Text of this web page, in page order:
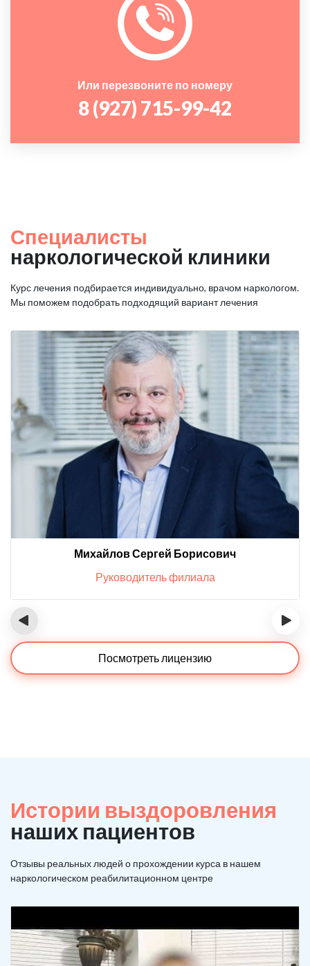
Или перезвоните по номеру
8 (927) 715-99-42
Специалисты
наркологической клиники
Курс лечения подбирается индивидуально, врачом наркологом.
Мы поможем подобрать подходящий вариант лечения
Михайлов Сергей Борисович
Руководитель филиала
‹ ›
Посмотреть лицензию
Истории выздоровления
наших пациентов
Отзывы реальных людей о прохождении курса в нашем
наркологическом реабилитационном центре